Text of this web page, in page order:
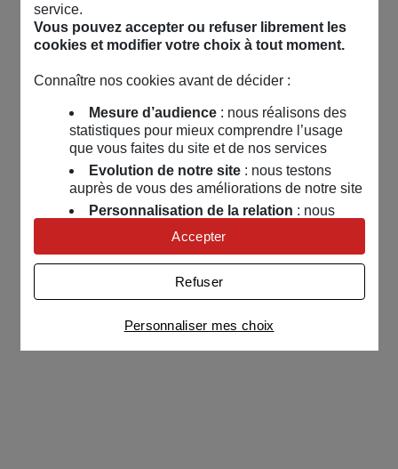
service.
Vous pouvez accepter ou refuser librement les
cookies et modifier votre choix à tout moment.
Connaître nos cookies avant de décider :
Mesure d’audience: nous réalisons des
statistiques pour mieux comprendre l’usage
que vous faites du site et de nos services
Evolution de notre site: nous testons
auprès de vous des améliorations de notre site
Personnalisation de la relation : nous
nous servons de cookies pour adapter nos
contenus et personnaliser nos offres
Univers publicitaire: nous utilisons avec
nos partenaires des cookies pour afficher des
publicités personnalisées
Connaître notre politique cookies et la liste de nos
partenaires
Personnaliser mes choix
Refuser
Accepter